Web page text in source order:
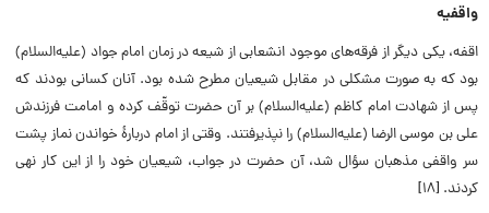
واقفیه
اقفه، یکى دیگر از فرقه‌هاى موجود انشعابى از شیعه در زمان امام جواد (علیه‌السلام)
بود که به صورت مشکلى در مقابل شیعیان مطرح شده بود. آنان کسانى بودند که
پس از شهادت امام کاظم (علیه‌السلام) بر آن حضرت توقّف کرده و امامت فرزندش
على بن موسى الرضا (علیه‌السلام) را نپذیرفتند. وقتى از امام دربارۀ خواندن نماز پشت
سر واقفى مذهبان سؤال شد، آن حضرت در جواب، شیعیان خود را از این کار نهى
کردند. [۱۸]